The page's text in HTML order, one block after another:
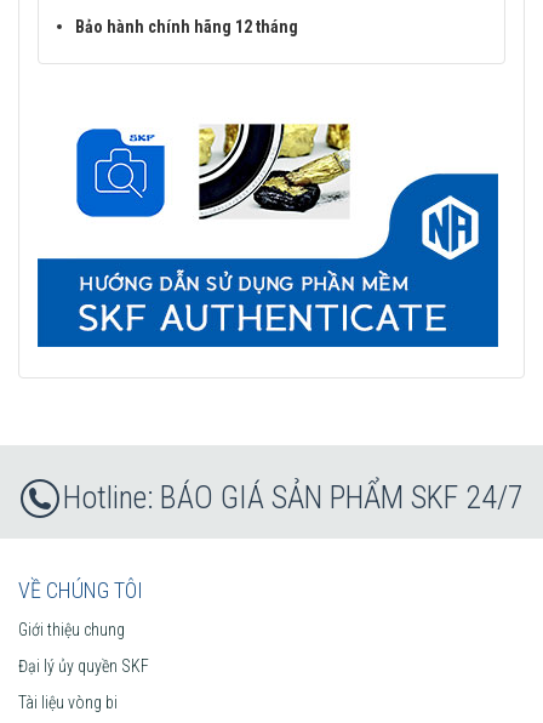
Bảo hành chính hãng 12 tháng
BÁO GIÁ SẢN PHẨM SKF 24/7
VỀ CHÚNG TÔI
Giới thiệu chung
Đại lý ủy quyền SKF
Tài liệu vòng bi